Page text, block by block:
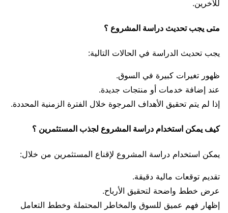
للآخرين.
متى يجب تحديث دراسة المشروع ؟
يجب تحديث الدراسة في الحالات التالية:
ظهور تغيرات كبيرة في السوق.
عند إضافة خدمات أو منتجات جديدة.
إذا لم يتم تحقيق الأهداف المرجوة خلال الفترة الزمنية المحددة.
كيف يمكن استخدام دراسة المشروع لجذب المستثمرين ؟
يمكن استخدام دراسة المشروع لإقناع المستثمرين من خلال:
تقديم توقعات مالية دقيقة.
عرض خطط واضحة لتحقيق الأرباح.
إظهار فهم عميق للسوق والمخاطر المحتملة وخطط التعامل